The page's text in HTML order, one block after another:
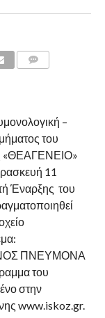
–
του
«ΘΕΑΓΕΝΕΙΟ»
11
Έναρξης του
ΠΝΕΥΜΟΝΑ
του
στην
www.iskoz.gr.